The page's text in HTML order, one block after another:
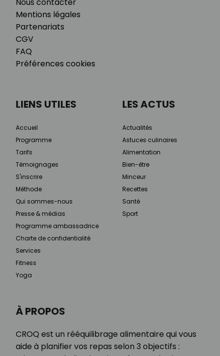
Mentions légales
Partenariats
CGV
FAQ
Préférences cookies
À PROPOS
CROQ est un rééquilibrage alimentaire qui vous
aide à planifier vos repas selon 3 objectifs :
LIENS UTILES
Accueil
Programme
Tarifs
Témoignages
S'inscrire
Méthode
Qui sommes-nous
Presse & médias
Programme ambassadrice
Charte de confidentialité
Services
Fitness
Yoga
LES ACTUS
Actualités
Astuces culinaires
Alimentation
Bien-être
Minceur
Recettes
Santé
Sport